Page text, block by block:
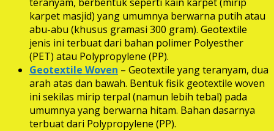
karpet masjid) yang umumnya berwarna putih atau
abu-abu (khusus gramasi 300 gram). Geotextile
jenis ini terbuat dari bahan polimer Polyesther
(PET) atau Polypropylene (PP).
Geotextile Woven – Geotextile yang teranyam, dua
arah atas dan bawah. Bentuk fisik geotextile woven
ini sekilas mirip terpal (namun lebih tebal) pada
umumnya yang berwarna hitam. Bahan dasarnya
terbuat dari Polypropylene (PP).